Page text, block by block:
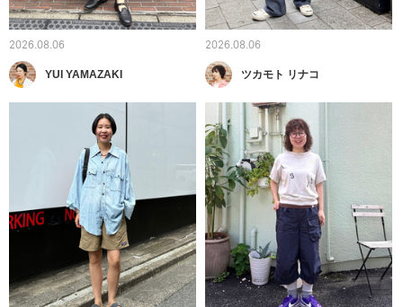
2026.08.06
YUI YAMAZAKI
2026.08.06
ツカモト リナコ